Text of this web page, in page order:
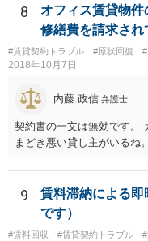
契約が解約できることに
な場合、相手が、「もう
き居住する前提での和解は
件の見通しをたてるにも、
もそも賃料滞納状況によっ
頼を受けられないかもしれ
リスクを踏まえた上でのも
依頼となるかもわからず、
複数事務所にあたり、着手
弁護士が依頼を受ければ代
能です。双方に弁護士がつ
合もあるでしょう。 ただ
協議の場合だとあると思い
8
オフィス賃貸物
修繕費を請求され
#賃貸契約トラブル #原状回復
2018年10月7日
内藤 政信 弁護士
契約書の一文は無効です。
まどき悪い貸し主がいるね
9
賃料滞納による即
です）
#賃料回収 #賃貸契約トラブル